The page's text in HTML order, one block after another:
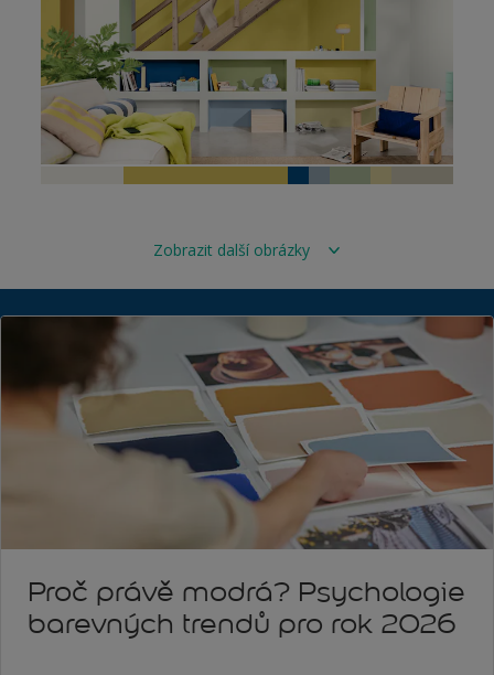
Zobrazit další obrázky
Proč právě modrá? Psychologie
barevných trendů pro rok 2026